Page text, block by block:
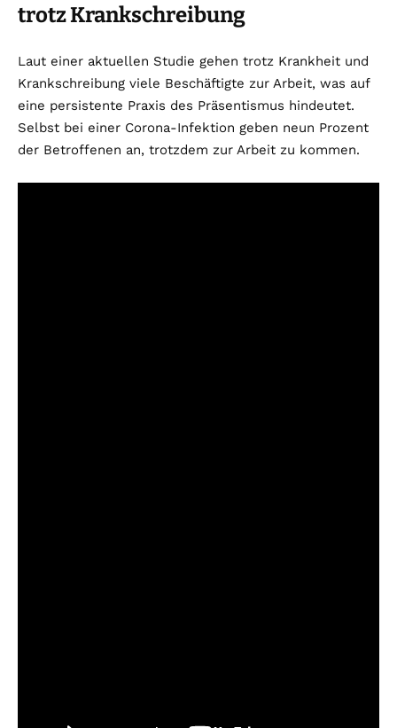
trotz Krankschreibung
Laut einer aktuellen Studie gehen trotz Krankheit und
Krankschreibung viele Beschäftigte zur Arbeit, was auf
eine persistente Praxis des Präsentismus hindeutet.
Selbst bei einer Corona-Infektion geben neun Prozent
der Betroffenen an, trotzdem zur Arbeit zu kommen.